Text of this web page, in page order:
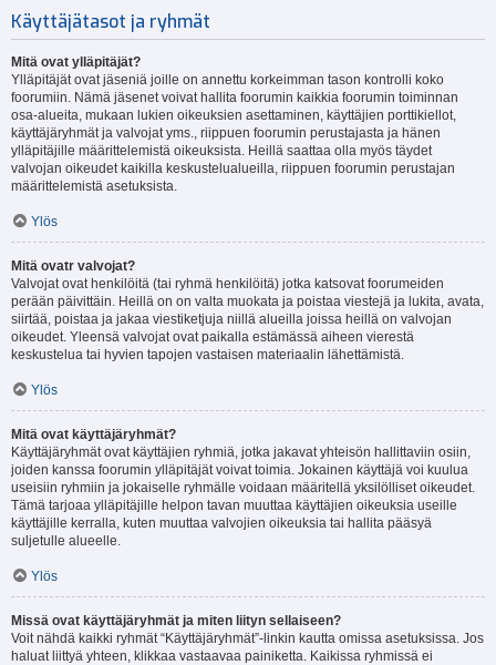
Käyttäjätasot ja ryhmät
Mitä ovat ylläpitäjät?
Ylläpitäjät ovat jäseniä joille on annettu korkeimman tason kontrolli koko
foorumiin. Nämä jäsenet voivat hallita foorumin kaikkia foorumin toiminnan
osa-alueita, mukaan lukien oikeuksien asettaminen, käyttäjien porttikiellot,
käyttäjäryhmät ja valvojat yms., riippuen foorumin perustajasta ja hänen
ylläpitäjille määrittelemistä oikeuksista. Heillä saattaa olla myös täydet
valvojan oikeudet kaikilla keskustelualueilla, riippuen foorumin perustajan
määrittelemistä asetuksista.
Ylös
Mitä ovatr valvojat?
Valvojat ovat henkilöitä (tai ryhmä henkilöitä) jotka katsovat foorumeiden
perään päivittäin. Heillä on on valta muokata ja poistaa viestejä ja lukita, avata,
siirtää, poistaa ja jakaa viestiketjuja niillä alueilla joissa heillä on valvojan
oikeudet. Yleensä valvojat ovat paikalla estämässä aiheen vierestä
keskustelua tai hyvien tapojen vastaisen materiaalin lähettämistä.
Ylös
Mitä ovat käyttäjäryhmät?
Käyttäjäryhmät ovat käyttäjien ryhmiä, jotka jakavat yhteisön hallittaviin osiin,
joiden kanssa foorumin ylläpitäjät voivat toimia. Jokainen käyttäjä voi kuulua
useisiin ryhmiin ja jokaiselle ryhmälle voidaan määritellä yksilölliset oikeudet.
Tämä tarjoaa ylläpitäjille helpon tavan muuttaa käyttäjien oikeuksia useille
käyttäjille kerralla, kuten muuttaa valvojien oikeuksia tai hallita pääsyä
suljetulle alueelle.
Ylös
Missä ovat käyttäjäryhmät ja miten liityn sellaiseen?
Voit nähdä kaikki ryhmät “Käyttäjäryhmät”-linkin kautta omissa asetuksissa. Jos
haluat liittyä yhteen, klikkaa vastaavaa painiketta. Kaikissa ryhmissä ei